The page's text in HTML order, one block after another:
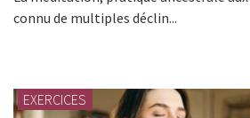
connu de multiples déclin...
EXERCICES